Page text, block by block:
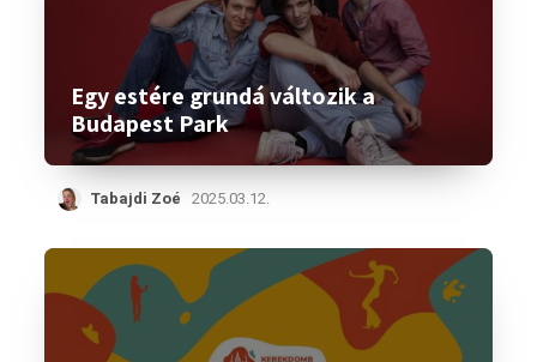
Egy estére grundá változik a
Budapest Park
Tabajdi Zoé 2025.03.12.